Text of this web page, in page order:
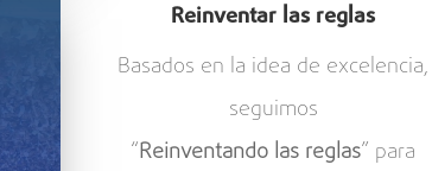
Reinventar las reglas
Basados en la idea de excelencia,
seguimos
“Reinventando las reglas” para